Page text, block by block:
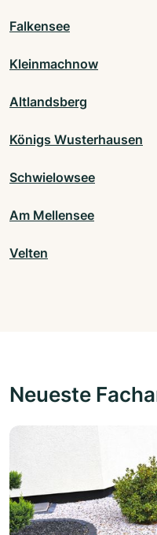
Falkensee
Kleinmachnow
Altlandsberg
Königs Wusterhausen
Schwielowsee
Am Mellensee
Velten
Neueste